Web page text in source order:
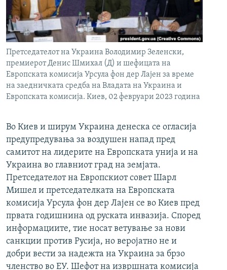
РСЕ веб страници
Претседателот на Украина Володимир Зеленски,
премиерот Денис Шмихал (Д) и шефицата на
Европската комисија Урсула фон дер Лајен за време
на заедничката средба на Владата на Украина и
Европската комисија. Киев, 02 февруари 2023 година
Во Киев и ширум Украина денеска се огласија
предупредувања за воздушен напад пред
самитот на лидерите на Европската унија и на
Украина во главниот град на земјата.
Претседателот на Европскиот совет Шарл
Мишел и претседателката на Европската
комисија Урсула фон дер Лајен се во Киев пред
првата годишнина од руската инвазија. Според
информациите, тие носат ветување за нови
санкции против Русија, но веројатно не и
добри вести за надежта на Украина за брзо
членство во ЕУ. Шефот на извршната комисија